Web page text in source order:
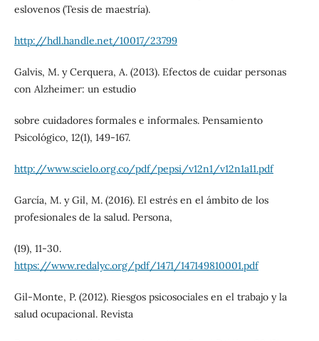
eslovenos (Tesis de maestría).
http://hdl.handle.net/10017/23799
Galvis, M. y Cerquera, A. (2013). Efectos de cuidar personas
con Alzheimer: un estudio
sobre cuidadores formales e informales. Pensamiento
Psicológico, 12(1), 149-167.
http://www.scielo.org.co/pdf/pepsi/v12n1/v12n1a11.pdf
García, M. y Gil, M. (2016). El estrés en el ámbito de los
profesionales de la salud. Persona,
(19), 11-30.
https://www.redalyc.org/pdf/1471/147149810001.pdf
Gil-Monte, P. (2012). Riesgos psicosociales en el trabajo y la
salud ocupacional. Revista